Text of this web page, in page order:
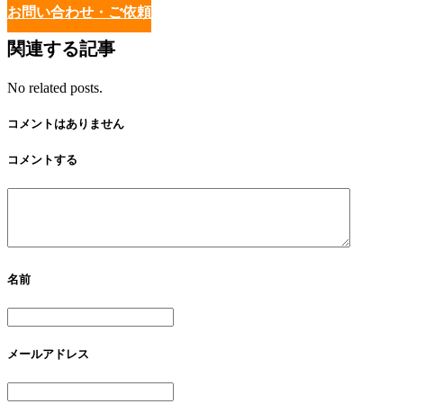
お問い合わせ・ご依頼
関連する記事
No related posts.
コメントはありません
コメントする
名前
メールアドレス